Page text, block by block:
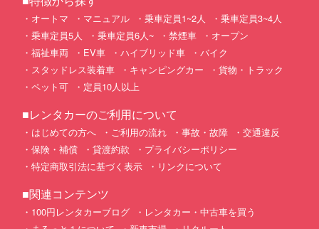
オートマ マニュアル 乗車定員1~2人
乗車定員3~4人
乗車定員5人
乗車定員6人~ 禁煙車
オープン
福祉車両
EV車 ハイブリッド車
バイク
スタッドレス装着車
キャンピングカー
貨物・トラック
ペット可
定員10人以上
■レンタカーのご利用について
はじめての方へ ご利用の流れ 事故・故障
交通違反
保険・補償
貸渡約款
プライバシーポリシー
特定商取引法に基づく表示
リンクについて
■関連コンテンツ
100円レンタカーブログ
レンタカー・中古車を買う